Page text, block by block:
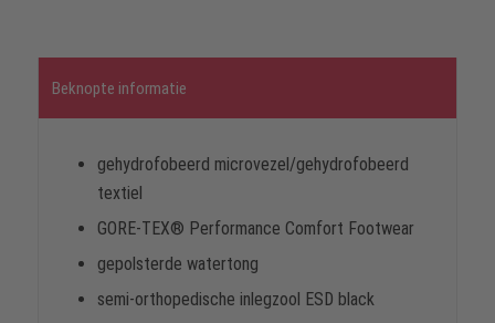
Beknopte informatie
gehydrofobeerd microvezel/gehydrofobeerd
textiel
GORE-TEX® Performance Comfort Footwear
gepolsterde watertong
semi-orthopedische inlegzool ESD black